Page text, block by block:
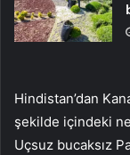
Hindistan’dan
şekilde içindeki
Uçsuz bucaksız